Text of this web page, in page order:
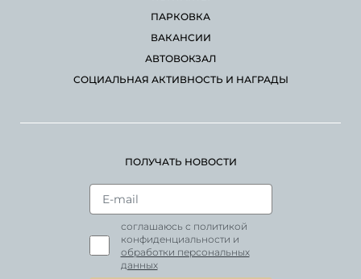
ПАРКОВКА
ВАКАНСИИ
АВТОВОКЗАЛ
СОЦИАЛЬНАЯ АКТИВНОСТЬ И НАГРАДЫ
ПОЛУЧАТЬ НОВОСТИ
соглашаюсь с политикой
конфиденциальности и
обработки персональных
данных